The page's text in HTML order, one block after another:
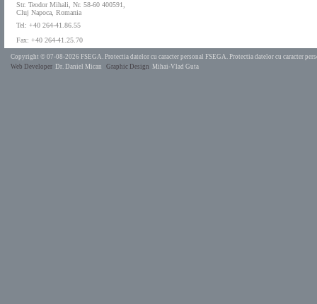
Str. Teodor Mihali, Nr. 58-60 400591,
Cluj Napoca, Romania
Tel: +40 264-41.86.55
Fax: +40 264-41.25.70
Copyright © 07-08-2026 FSEGA. Protectia datelor cu caracter personal FSEGA. Protectia datelor cu caracter
Web Developer Dr. Daniel Mican Graphic Design Mihai-Vlad Guta